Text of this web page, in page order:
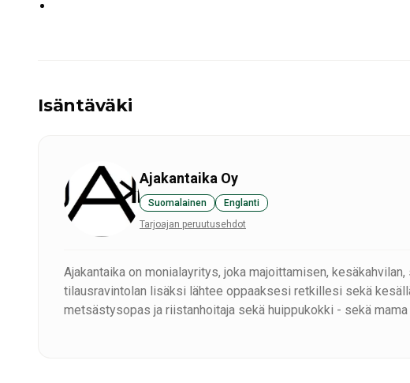
Isäntäväki
Ajakantaika Oy
Suomalainen
Englanti
Tarjoajan peruutusehdot
Ajakantaika on monialayritys, joka majoittamisen,
tilausravintolan lisäksi lähtee oppaaksesi retkillesi sekä kesällä että talvella. Miia -
metsästysopas ja riistanhoitaja sekä huippukokki - sekä